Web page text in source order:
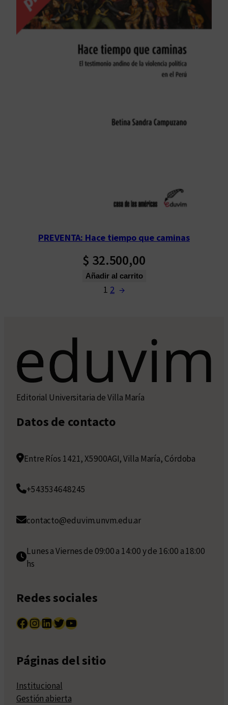
PREVENTA: Hace tiempo que caminas
$ 32.500,00
Añadir al carrito
1 2 →
Editorial Universitaria de Villa María
Datos de contacto
Entre Ríos 1421, X5900AGI, Villa María, Córdoba
+543534648245
contacto@eduvim.unvm.edu.ar
Lunes a Viernes de 09:00 a 14:00 y de 16:00 a 18:00
hs
Redes sociales
Facebook InstagramLinkedIn Twitter YouTube
Páginas del sitio
Institucional
Gestión abierta